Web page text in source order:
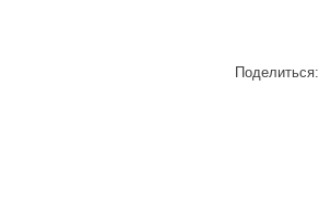
Поделиться: